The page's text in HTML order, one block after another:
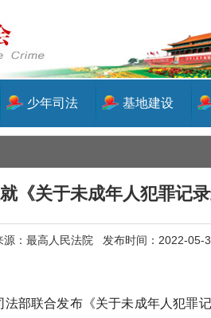
少年司法 基地建设
《关于未成年人犯罪记
源：最高人民法院 发布时间：2022-05-
联合发布《关于未成年人犯罪